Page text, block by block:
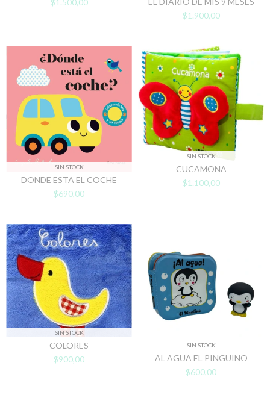
$1.900,00
SIN STOCK
DONDE ESTA EL COCHE
$690,00
SIN STOCK
CUCAMONA
$1.100,00
SIN STOCK
COLORES
$900,00
SIN STOCK
AL AGUA EL PINGUINO
$600,00